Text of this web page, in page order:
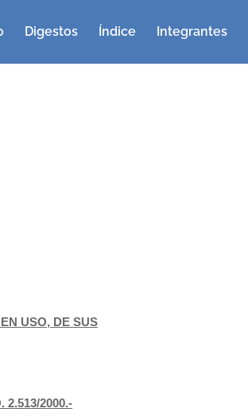
Digestos Índice Integrantes
USO, DE SUS
2.513/2000.-